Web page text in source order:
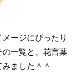
ージにぴったり
一覧と、花言葉
ました＾＾